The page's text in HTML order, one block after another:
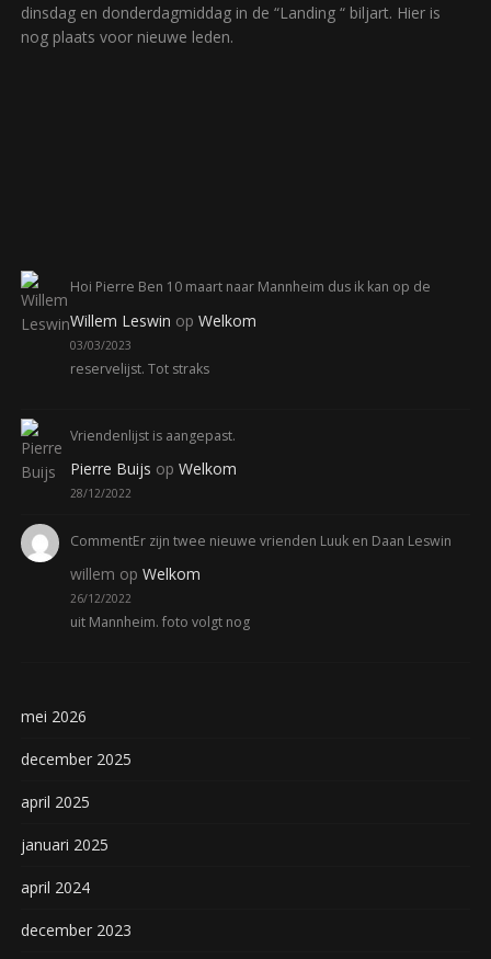
dinsdag en donderdagmiddag in de “Landing “ biljart. Hier is
nog plaats voor nieuwe leden.
Willem Leswin opWelkom
03/03/2023
Hoi Pierre Ben 10 maart naar Mannheim dus ik kan op de
reservelijst. Tot straks
Pierre Buijs opWelkom
28/12/2022
Vriendenlijst is aangepast.
willem opWelkom
26/12/2022
CommentEr zijn twee nieuwe vrienden Luuk en Daan Leswin
uit Mannheim. foto volgt nog
mei 2026
december 2025
april 2025
januari 2025
april 2024
december 2023